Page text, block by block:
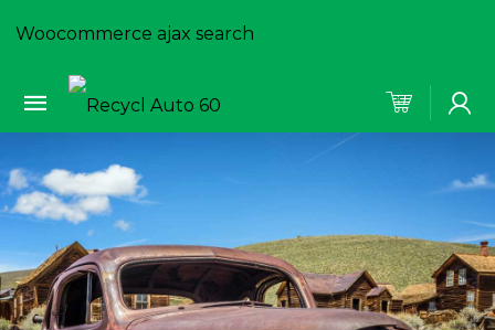
Woocommerce ajax search